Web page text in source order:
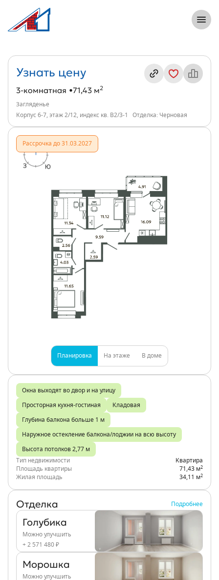
3-комнатная, 71 м², ЖК Загляденье,
Информация о квартире
Узнать цену
3-комнатная 71,43 м2
Загляденье
Корпус 6-7, этаж 2/12, индекс кв. В2/3-1
Отделка: Черновая
Рассрочка до 31.03.2027
Планировка На этаже В доме
Окна выходят во двор и на улицу
Просторная кухня-гостиная Кладовая
Глубина балкона больше 1 м
Наружное остекление балкона/лоджии на всю высоту
Высота потолков 2,77 м
Тип недвижимости
Квартира
Площадь квартиры
71,43 м2
Жилая площадь 34,11 м2
Отделка Подробнее
Голубика
Можно улучшить
+ 2 571 480 ₽
Морошка
Можно улучшить